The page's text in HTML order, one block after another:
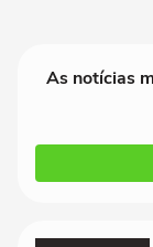
As notícias